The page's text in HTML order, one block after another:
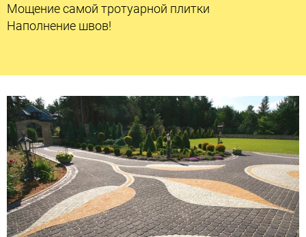
Мощение самой тротуарной плитки
Наполнение швов!